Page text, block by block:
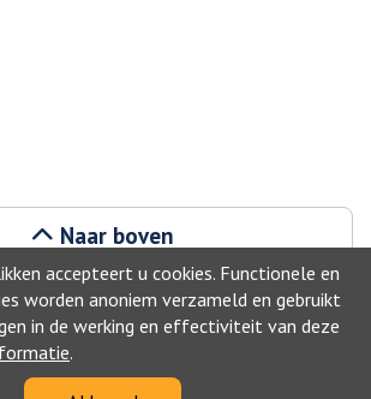
accepteert u cookies. Functionele en
worden anoniem verzameld en gebruikt
in de werking en effectiviteit van deze
.
Naar boven